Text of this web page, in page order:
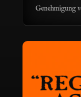
Genehmigung